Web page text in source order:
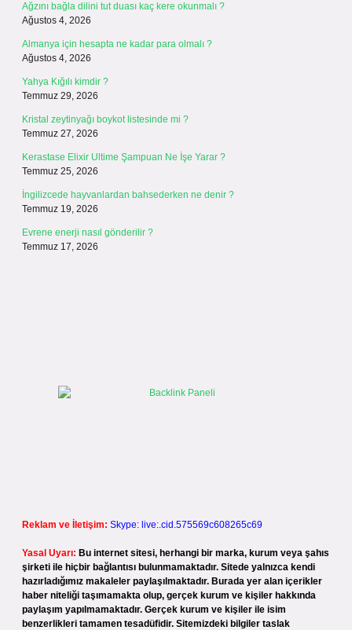
Ağzını bağla dilini tut duası kaç kere okunmalı ?
Ağustos 4, 2026
Almanya için hesapta ne kadar para olmalı ?
Ağustos 4, 2026
Yahya Kığılı kimdir ?
Temmuz 29, 2026
Kristal zeytinyağı boykot listesinde mi ?
Temmuz 27, 2026
Kerastase Elixir Ultime Şampuan Ne İşe Yarar ?
Temmuz 25, 2026
İngilizcede hayvanlardan bahsederken ne denir ?
Temmuz 19, 2026
Evrene enerji nasıl gönderilir ?
Temmuz 17, 2026
Reklam ve İletişim: Skype: live:.cid.575569c608265c69
Yasal Uyarı: Bu internet sitesi, herhangi bir marka, kurum veya şahıs
şirketi ile hiçbir bağlantısı bulunmamaktadır. Sitede yalnızca kendi
hazırladığımız makaleler paylaşılmaktadır. Burada yer alan içerikler
haber niteliği taşımamakta olup, gerçek kurum ve kişiler hakkında
paylaşım yapılmamaktadır. Gerçek kurum ve kişiler ile isim
benzerlikleri tamamen tesadüfidir. Sitemizdeki bilgiler taslak